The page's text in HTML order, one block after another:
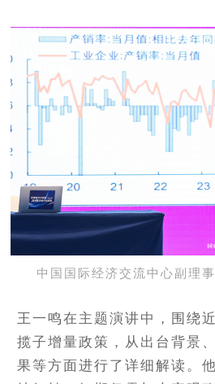
中国国际经济交流中心副理
王一鸣在主题演讲中，围绕
揽子增量政策，从出台背景
果等方面进行了详细解读。